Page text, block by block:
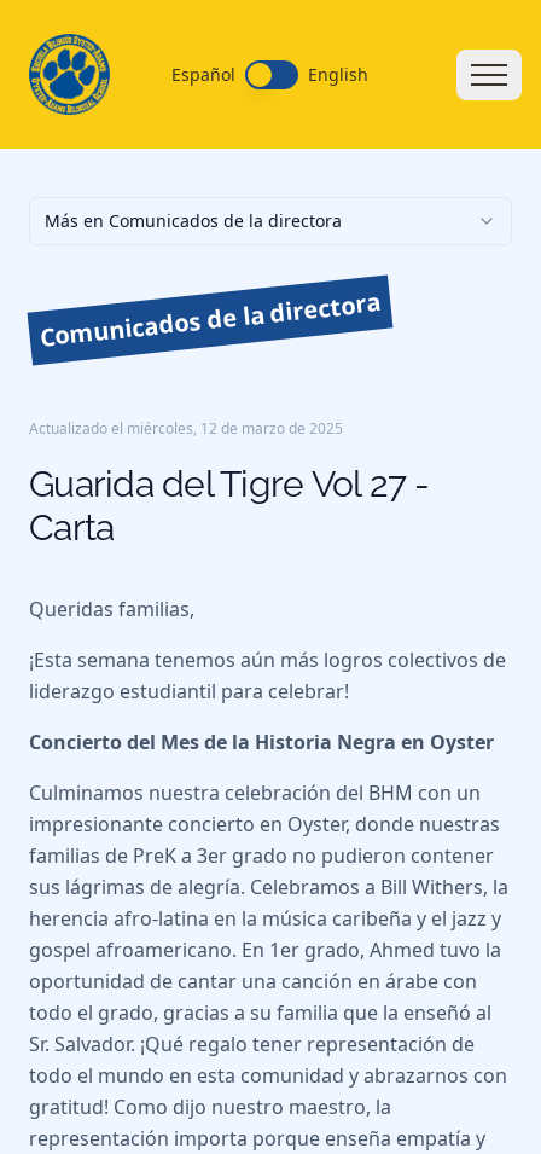
Español English
Más en Comunicados de la directora
Comunicados de la directora
Actualizado el miércoles, 12 de marzo de 2025
Guarida del Tigre Vol 27 -
Carta
Queridas familias,
¡Esta semana tenemos aún más logros colectivos de
liderazgo estudiantil para celebrar!
Concierto del Mes de la Historia Negra en Oyster
Culminamos nuestra celebración del BHM con un
impresionante concierto en Oyster, donde nuestras
familias de PreK a 3er grado no pudieron contener
sus lágrimas de alegría. Celebramos a Bill Withers, la
herencia afro-latina en la música caribeña y el jazz y
gospel afroamericano. En 1er grado, Ahmed tuvo la
oportunidad de cantar una canción en árabe con
todo el grado, gracias a su familia que la enseñó al
Sr. Salvador. ¡Qué regalo tener representación de
todo el mundo en esta comunidad y abrazarnos con
gratitud! Como dijo nuestro maestro, la
representación importa porque enseña empatía y